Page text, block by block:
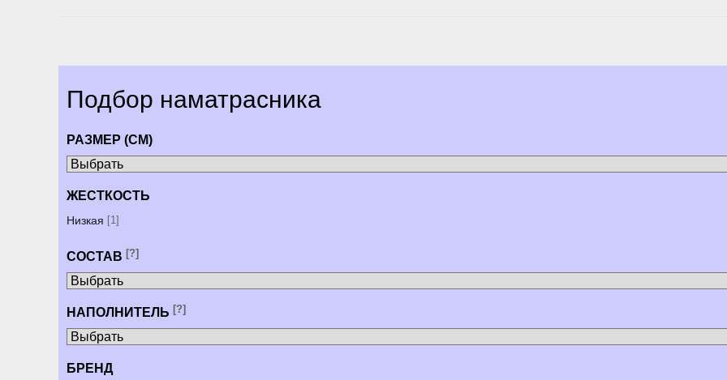
Подбор наматрасника
РАЗМЕР (СМ)
ЖЕСТКОСТЬ
Низкая [1]
СОСТАВ [?]
НАПОЛНИТЕЛЬ [?]
БРЕНД